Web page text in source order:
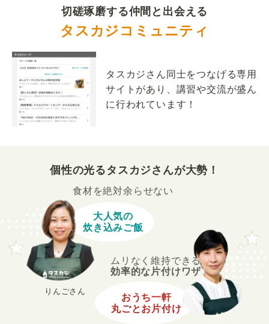
切磋琢磨する仲間と出会える
タスカジコミュニティ
タスカジさん同士をつなげる専用
サイトがあり、講習や交流が盛ん
に行われています！
個性の光るタスカジさんが大勢！
りんごさん
食材を絶対余らせない
大人気の
炊き込みご飯
ムリなく維持できる
効率的な片付けワザ
おうち一軒
丸ごとお片付け